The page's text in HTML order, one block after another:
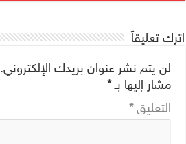
اترك تعليقاً
لن يتم نشر عنوان بريدك الإلكتروني.
مشار إليها بـ*
التعليق*